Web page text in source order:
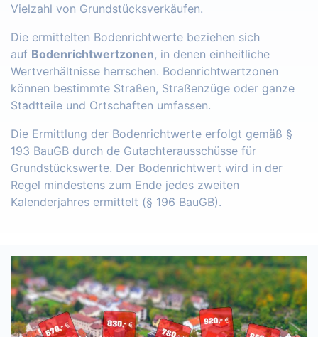
Vielzahl von Grundstücksverkäufen.
Die ermittelten Bodenrichtwerte beziehen sich
auf Bodenrichtwertzonen, in denen einheitliche
Wertverhältnisse herrschen. Bodenrichtwertzonen
können bestimmte Straßen, Straßenzüge oder ganze
Stadtteile und Ortschaften umfassen.
Die Ermittlung der Bodenrichtwerte erfolgt gemäß §
193 BauGB durch de Gutachterausschüsse für
Grundstückswerte. Der Bodenrichtwert wird in der
Regel mindestens zum Ende jedes zweiten
Kalenderjahres ermittelt (§ 196 BauGB).